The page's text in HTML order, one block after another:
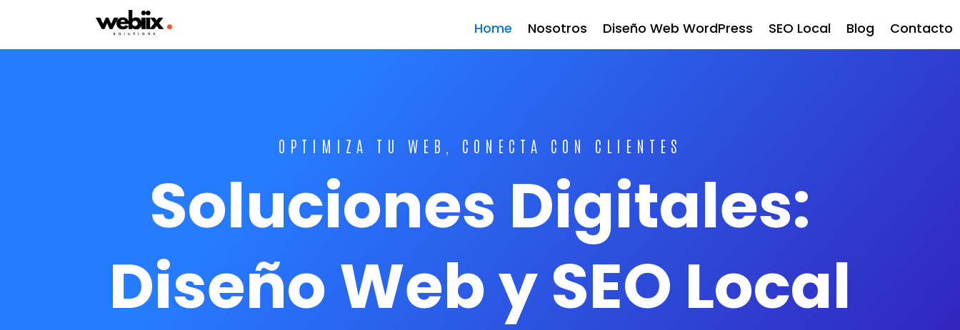
Home Nosotros Diseño Web WordPress SEO Local Blog Contacto
OPTIMIZA TU WEB, CONECTA CON CLIENTES
Soluciones Digitales:
Diseño Web y SEO Local